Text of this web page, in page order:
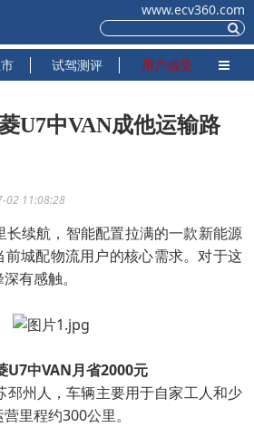
www.ecv360.com
试驾测评 用户感受
U7中VAN成他运输路
02 11:08:28
长续航，智能配置拉满的一款新能源
前城配物流用户的核心需求。对于这
有感触。
U7中VAN月省2000元
邳州人，车辆主要用于自家工人和少
里程约300公里。